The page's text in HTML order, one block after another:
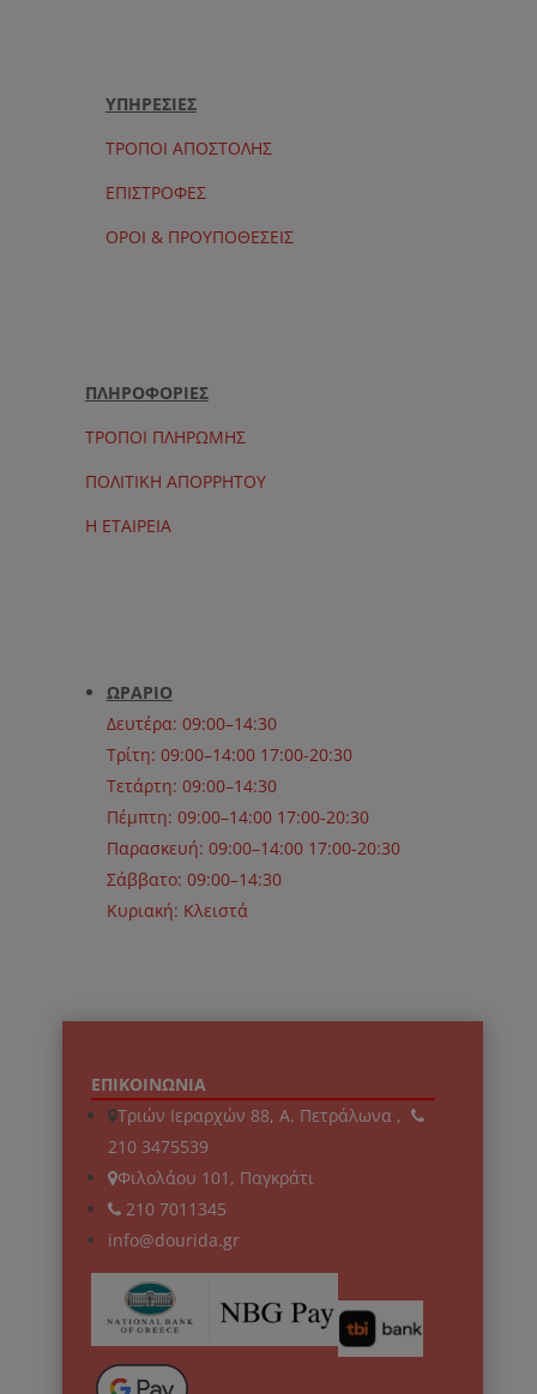
ΥΠΗΡΕΣΙΕΣ
ΤΡΟΠΟΙ ΑΠΟΣΤΟΛΗΣ
ΕΠΙΣΤΡΟΦΕΣ
ΟΡΟΙ & ΠΡΟΥΠΟΘΕΣΕΙΣ
ΠΛΗΡΟΦΟΡΙΕΣ
ΤΡΟΠΟΙ ΠΛΗΡΩΜΗΣ
ΠΟΛΙΤΙΚΗ ΑΠΟΡΡΗΤΟΥ
Η ΕΤΑΙΡΕΙΑ
ΩΡΑΡΙΟ
Δευτέρα: 09:00–14:30
Τρίτη: 09:00–14:00 17:00-20:30
Τετάρτη: 09:00–14:30
Πέμπτη: 09:00–14:00 17:00-20:30
Παρασκευή: 09:00–14:00 17:00-20:30
Σάββατο: 09:00–14:30
Κυριακή: Κλειστά
ΕΠΙΚΟΙΝΩΝΙΑ
Τριών Ιεραρχών 88, Α. Πετράλωνα ,
210 3475539
Φιλολάου 101, Παγκράτι
210 7011345
info@dourida.gr